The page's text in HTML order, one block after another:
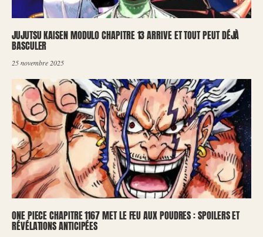
JUJUTSU KAISEN MODULO CHAPITRE 13 ARRIVE ET TOUT PEUT DÉJÀ
BASCULER
25 novembre 2025
ONE PIECE CHAPITRE 1167 MET LE FEU AUX POUDRES : SPOILERS ET
RÉVÉLATIONS ANTICIPÉES